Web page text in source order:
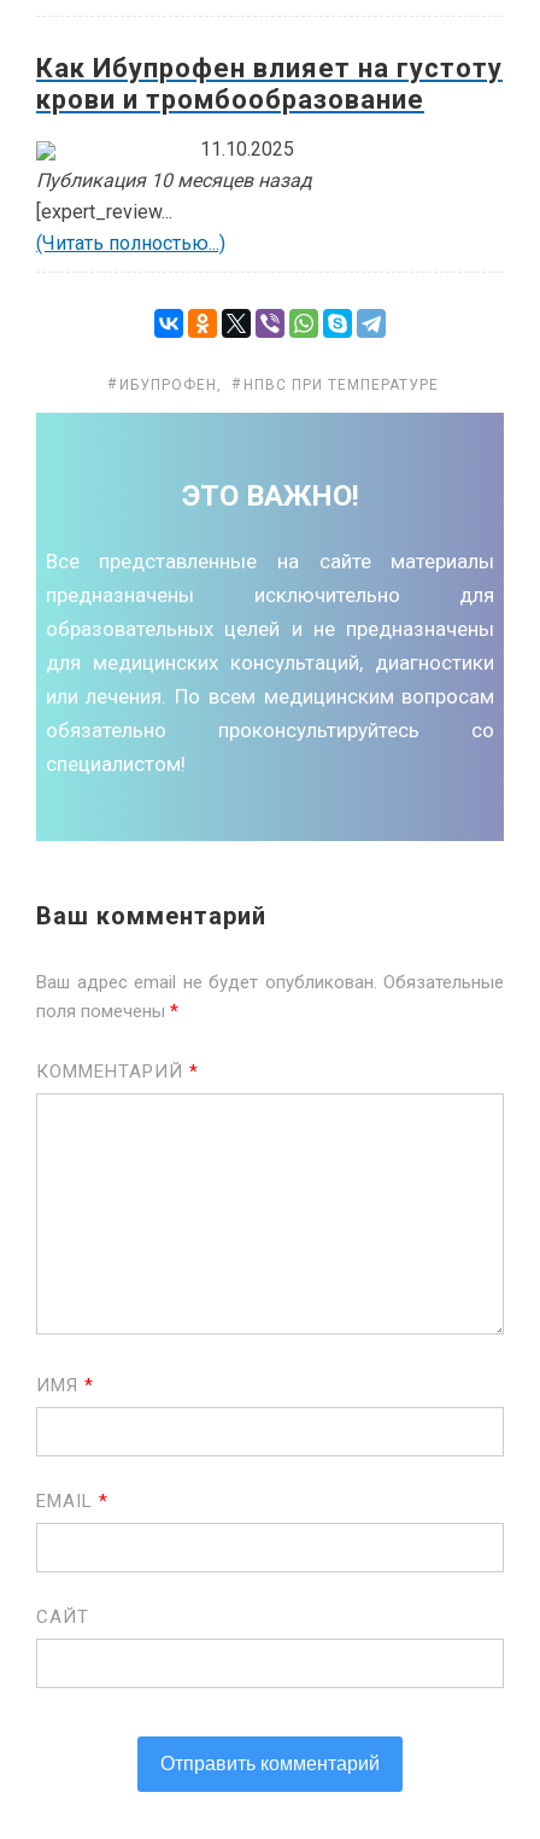
Как Ибупрофен влияет на густоту
крови и тромбообразование
11.10.2025
Публикация 10 месяцев назад
[expert_review...
(Читать полностью...)
ИБУПРОФЕН , НПВС ПРИ ТЕМПЕРАТУРЕ
ЭТО ВАЖНО!
Все представленные на сайте материалы
предназначены исключительно для
образовательных целей и не предназначены
для медицинских консультаций, диагностики
или лечения. По всем медицинским вопросам
обязательно проконсультируйтесь со
специалистом!
Ваш комментарий
Ваш адрес email не будет опубликован. Обязательные
поля помечены *
КОММЕНТАРИЙ *
ИМЯ *
EMAIL *
САЙТ